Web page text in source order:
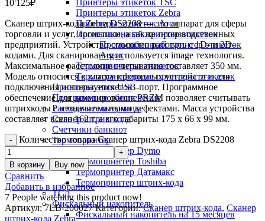
Принтеры этикеток TSC
Принтеры этикеток Zebra
Принтеры этикеток Атол
Промышленный принтер этикеток
Промышленный принтер этикеток
Argox
Термопринтеры этикеток
Термотрансферные принтеры этикеток
Принтеры этикеток
Программное обеспечение
Расходные материалы
Сканер штрих-кода
Счетчики банкнот
Термопринтер
Термопринтер Dymo
Термопринтер Toshiba
Термопринтер Датамакс
Термопринтер штрих-кода
ТСД
Фискальный накопитель
Фискальный накопитель на 15 месяцев
10'125₽
Сканер штрих-кода Zebra DS2208 — это аппарат для сферы
торговли и услуг, логистики, а также производственных
предприятий. Устройство способно работать с 1D- и 2D-
кодами. Для сканирования используется image технология.
Максимальное расстояние считывания составляет 350 мм.
Модель относится к классу проводных устройств и для
подключения используется USB-порт. Программное
обеспечение для декодирования PRZM позволяет считывать
штрихкоды с незначительными дефектами. Масса устройства
составляет всего 162 г, а его габариты 175 х 66 х 99 мм.
Количество товара Сканер штрих-кода Zebra DS2208
В корзину Buy now
Сравнить
Добавить в избранное
7 People watching this product now!
Артикул:7LB-200027Категории: Сканер штрих-кода, Сканер
штрих-кода Zebra